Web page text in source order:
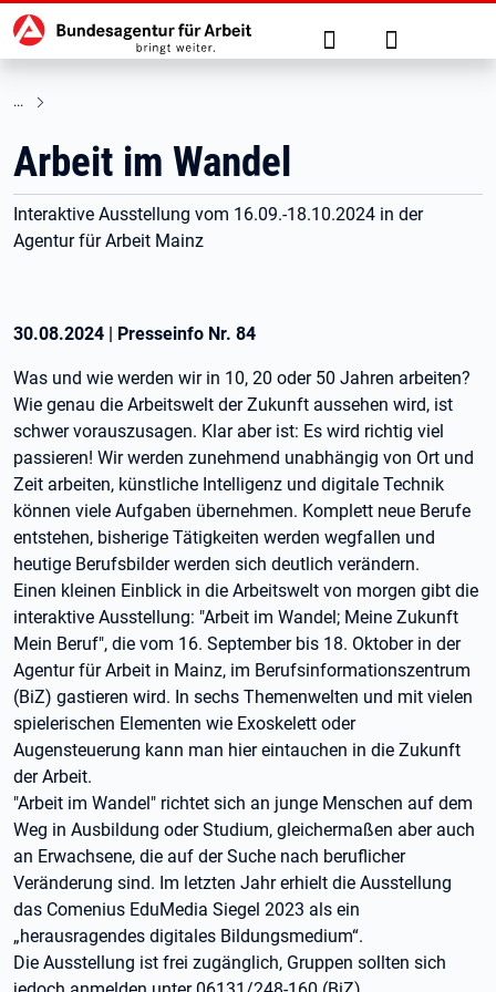
zu den Hauptinhalten springen
Hauptnavigation Suche Anmelden
Arbeit im Wandel
Interaktive Ausstellung vom 16.09.-18.10.2024 in der
Agentur für Arbeit Mainz
30.08.2024 | Presseinfo Nr. 84
Was und wie werden wir in 10, 20 oder 50 Jahren arbeiten?
Wie genau die Arbeitswelt der Zukunft aussehen wird, ist
schwer vorauszusagen. Klar aber ist: Es wird richtig viel
passieren! Wir werden zunehmend unabhängig von Ort und
Zeit arbeiten, künstliche Intelligenz und digitale Technik
können viele Aufgaben übernehmen. Komplett neue Berufe
entstehen, bisherige Tätigkeiten werden wegfallen und
heutige Berufsbilder werden sich deutlich verändern.
Einen kleinen Einblick in die Arbeitswelt von morgen gibt die
interaktive Ausstellung: "Arbeit im Wandel; Meine Zukunft
Mein Beruf", die vom 16. September bis 18. Oktober in der
Agentur für Arbeit in Mainz, im Berufsinformationszentrum
(BiZ) gastieren wird. In sechs Themenwelten und mit vielen
spielerischen Elementen wie Exoskelett oder
Augensteuerung kann man hier eintauchen in die Zukunft
der Arbeit.
"Arbeit im Wandel" richtet sich an junge Menschen auf dem
Weg in Ausbildung oder Studium, gleichermaßen aber auch
an Erwachsene, die auf der Suche nach beruflicher
Veränderung sind. Im letzten Jahr erhielt die Ausstellung
das Comenius EduMedia Siegel 2023 als ein
„herausragendes digitales Bildungsmedium“.
Die Ausstellung ist frei zugänglich, Gruppen sollten sich